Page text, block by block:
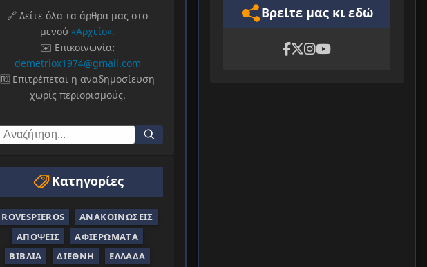
🔗 Δείτε όλα τα άρθρα μας στο
μενού «Αρχείο».
✉️ Επικοινωνία:
demetriox1974@gmail.com
🆓 Επιτρέπεται η αναδημοσίευση
χωρίς περιορισμούς.
Κατηγορίες
ROVESPIEROS
ΑΝΑΚΟΙΝΏΣΕΙΣ
ΑΠΌΨΕΙΣ
ΑΦΙΕΡΏΜΑΤΑ
ΒΙΒΛΊΑ
ΔΙΕΘΝΉ ΕΛΛΆΔΑ
Βρείτε μας κι εδώ